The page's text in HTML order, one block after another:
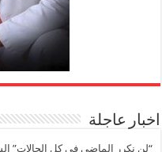
اخبار عاجلة
“لن نكرر الماضي في كل الحالات”